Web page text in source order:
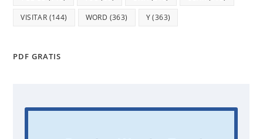
VISITAR (144) WORD (363) Y(363)
PDF GRATIS